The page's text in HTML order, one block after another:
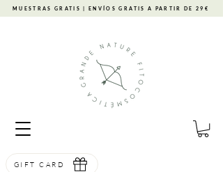
MUESTRAS GRATIS | ENVÍOS GRATIS A PARTIR DE 29€
GIFT CARD